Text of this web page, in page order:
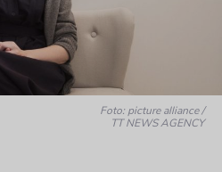
Foto: picture alliance /
TT NEWS AGENCY